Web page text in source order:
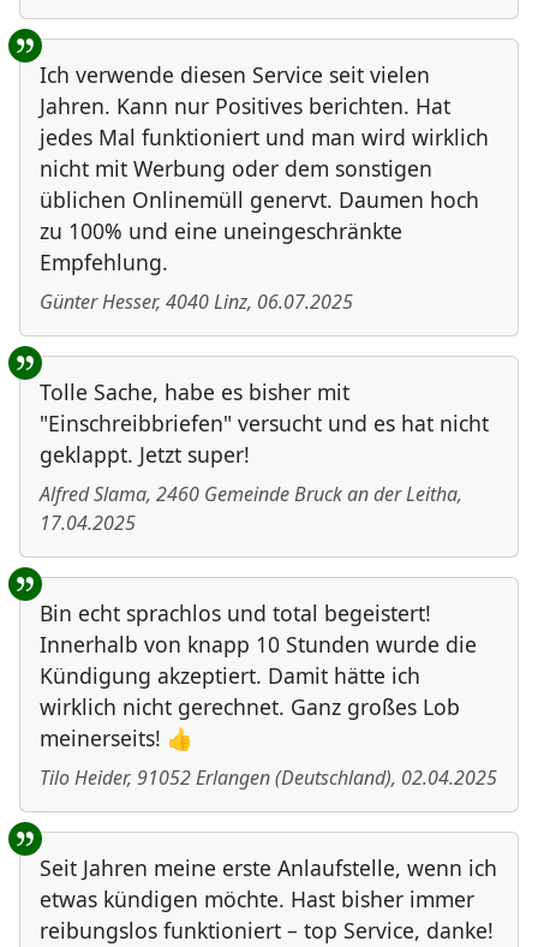
Ich verwende diesen Service seit vielen
Jahren. Kann nur Positives berichten. Hat
jedes Mal funktioniert und man wird wirklich
nicht mit Werbung oder dem sonstigen
üblichen Onlinemüll genervt. Daumen hoch
zu 100% und eine uneingeschränkte
Empfehlung.
Günter Hesser, 4040Linz, 06.07.2025
Tolle Sache, habe es bisher mit
"Einschreibbriefen" versucht und es hat nicht
geklappt. Jetzt super!
Alfred Slama, 2460 Gemeinde Bruck an der Leitha,
17.04.2025
Bin echt sprachlos und total begeistert!
Innerhalb von knapp 10 Stunden wurde die
Kündigung akzeptiert. Damit hätte ich
wirklich nicht gerechnet. Ganz großes Lob
meinerseits! 👍
Tilo Heider, 91052Erlangen(Deutschland), 02.04.2025
Seit Jahren meine erste Anlaufstelle, wenn ich
etwas kündigen möchte. Hast bisher immer
reibungslos funktioniert – top Service, danke!